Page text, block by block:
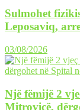
Sulmohet
Leposaviq,
03/08/2026
Një fëmijë 2
Mitrovicë,